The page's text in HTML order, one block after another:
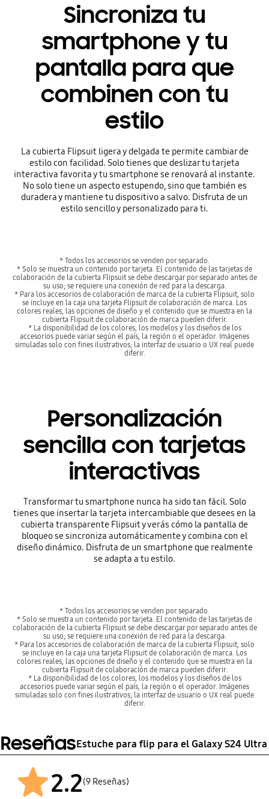
Sincroniza tu
smartphone y tu
pantalla para que
combinen con tu
estilo
La cubierta Flipsuit ligera y delgada te permite cambiar de
estilo con facilidad. Solo tienes que deslizar tu tarjeta
interactiva favorita y tu smartphone se renovará al instante.
No solo tiene un aspecto estupendo, sino que también es
duradera y mantiene tu dispositivo a salvo. Disfruta de un
estilo sencillo y personalizado para ti.
* Todos los accesorios se venden por separado.
* Solo se muestra un contenido por tarjeta. El contenido de las tarjetas de
colaboración de la cubierta Flipsuit se debe descargar por separado antes de
su uso; se requiere una conexión de red para la descarga.
* Para los accesorios de colaboración de marca de la cubierta Flipsuit, solo
se incluye en la caja una tarjeta Flipsuit de colaboración de marca. Los
colores reales, las opciones de diseño y el contenido que se muestra en la
cubierta Flipsuit de colaboración de marca pueden diferir.
* La disponibilidad de los colores, los modelos y los diseños de los
accesorios puede variar según el país, la región o el operador. Imágenes
simuladas solo con fines ilustrativos; la interfaz de usuario o UX real puede
diferir.
Personalización
sencilla con tarjetas
interactivas
Transformar tu smartphone nunca ha sido tan fácil. Solo
tienes que insertar la tarjeta intercambiable que desees en la
cubierta transparente Flipsuit y verás cómo la pantalla de
bloqueo se sincroniza automáticamente y combina con el
diseño dinámico. Disfruta de un smartphone que realmente
se adapta a tu estilo.
* Todos los accesorios se venden por separado.
* Solo se muestra un contenido por tarjeta. El contenido de las tarjetas de
colaboración de la cubierta Flipsuit se debe descargar por separado antes de
su uso; se requiere una conexión de red para la descarga.
* Para los accesorios de colaboración de marca de la cubierta Flipsuit, solo
se incluye en la caja una tarjeta Flipsuit de colaboración de marca. Los
colores reales, las opciones de diseño y el contenido que se muestra en la
cubierta Flipsuit de colaboración de marca pueden diferir.
* La disponibilidad de los colores, los modelos y los diseños de los
accesorios puede variar según el país, la región o el operador. Imágenes
simuladas solo con fines ilustrativos; la interfaz de usuario o UX real puede
diferir.
ReseñasEstuche para flip para el Galaxy S24 Ultra
2.2(9 Reseñas)